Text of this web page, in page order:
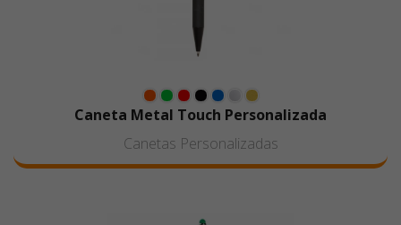
Caneta Metal Touch Personalizada
Canetas Personalizadas